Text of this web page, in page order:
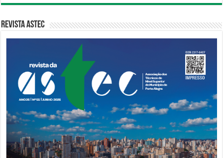
Revista Astec